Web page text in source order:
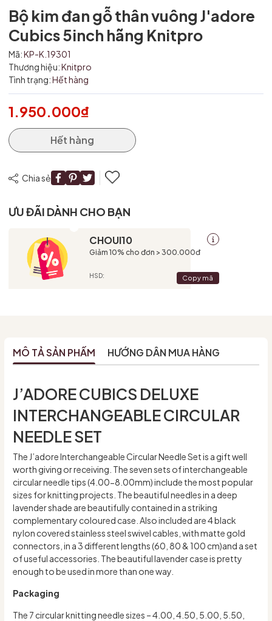
Bộ kim đan gỗ thân vuông J'adore
Cubics 5inch hãng Knitpro
Mã:KP-K.19301
Thương hiệu:Knitpro
Tình trạng:Hết hàng
1.950.000₫
Hết hàng
Chia sẻ
ƯU ĐÃI DÀNH CHO BẠN
CHOUI10
Giảm 10% cho đơn > 300.000đ
HSD: Copy mã
MÔ TẢ SẢN PHẨM HƯỚNG DẪN MUA HÀNG
J’ADORE CUBICS DELUXE
INTERCHANGEABLE CIRCULAR
NEEDLE SET
The J’adore Interchangeable Circular Needle Set is a gift well
worth giving or receiving. The seven sets of interchangeable
circular needle tips (4.00-8.00mm) include the most popular
sizes for knitting projects. The beautiful needles in a deep
lavender shade are beautifully contained in a striking
complementary coloured case. Also included are 4 black
nylon covered stainless steel swivel cables, with matte gold
connectors, in a 3 different lengths (60, 80 & 100 cm)and a set
of useful accessories. The beautiful lavender case is pretty
enough to be used in more than one way.
Packaging
The 7 circular knitting needle sizes – 4.00, 4.50, 5.00, 5.50,
Mã giảm giá:
Ngày hết hạn:
Điều kiện: